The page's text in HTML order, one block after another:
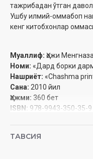
тажрибадан ўтган
Ушбу илмий-оммабоп
кенг китобхонлар
Муаллиф: Ҳожи
Номи: «Дард борки
Нашриёт: «Chashma
Сана: 2010 йил
Ҳажми: 360 бет
ISBN: 978-9943-350-35-9
ТАВСИЯ